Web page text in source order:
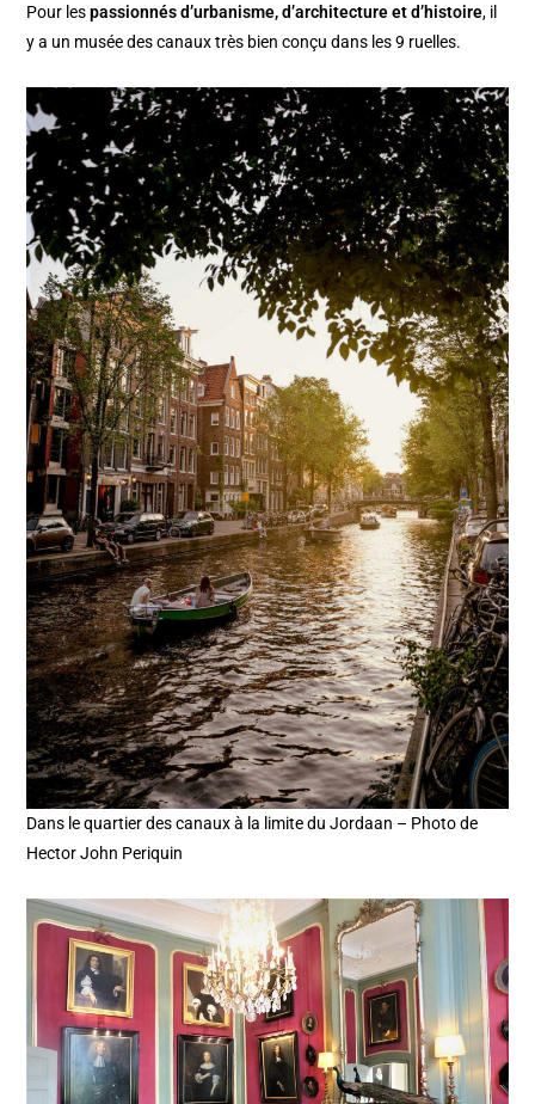
Pour lespassionnés d’urbanisme, d’architecture et d’histoire, il
y a un musée des canaux très bien conçu dans les 9 ruelles.
Dans le quartier des canaux à la limite du Jordaan – Photo de
Hector John Periquin